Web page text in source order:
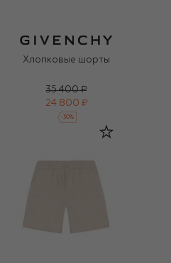
Хлопковые шорты
35 400 ₽
24 800 ₽
-30%